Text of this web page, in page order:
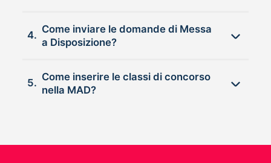
4.
Come inviare le domande di Messa
a Disposizione?
5.
Come inserire le classi di concorso
nella MAD?